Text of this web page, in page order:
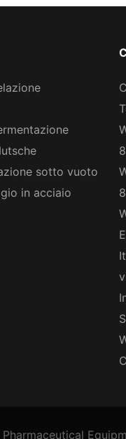
sotto vuoto
in acciaio